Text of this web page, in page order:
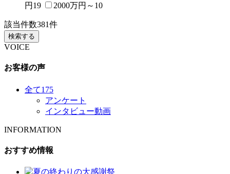
円 19 2000万円～ 10
該当件数381件
検索する
VOICE
お客様の声
全て175
アンケート
インタビュー動画
INFORMATION
おすすめ情報